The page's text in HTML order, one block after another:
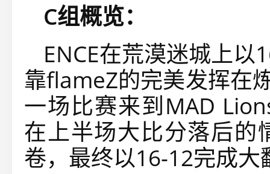
C组概览：
ENCE在荒漠迷城上
靠flameZ的完美发挥在
一场比赛来到MAD
在上半场大比分落后的
卷，最终以16-12完成大